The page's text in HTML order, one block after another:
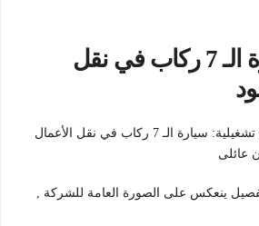
استئجار سيارة الـ 7 ركاب في نقل
صورة احترافية وكفاءة تشغيلية: سيارة الـ 7 ركاب في نقل الأعمال
عائلى
ينعكس على الصورة العامة للشركة ,